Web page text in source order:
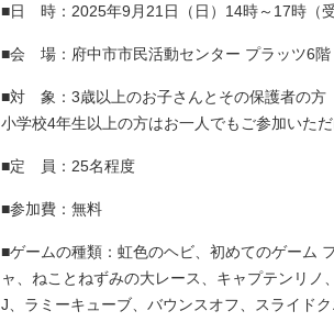
■日 時：2025年9月21日（日）14時～17時（
■会 場：府中市市民活動センター プラッツ6階
■対 象：3歳以上のお子さんとその保護者の方
小学校4年生以上の方はお一人でもご参加いた
■定 員：25名程度
■参加費：無料
■ゲームの種類：虹色のヘビ、初めてのゲーム
ャ、ねことねずみの大レース、キャプテンリ
J、ラミーキューブ、バウンスオフ、スライド